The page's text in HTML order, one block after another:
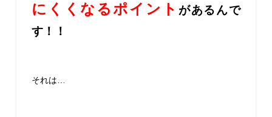
にくくなるポイント があるんで
す！！
それは…